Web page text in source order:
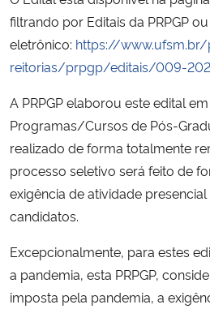
Secretaria de Governo
Gabinete de Segurança Institucional
Advocacia-Geral da União
Banco Central do Brasil
Planalto
filtrando por Editais da PRPGP
eletrônico: https://
reitorias/prpgp/editais/009-
A PRPGP elaborou este edital
Programas/Cursos de Pós-
realizado de forma totalmente
processo seletivo será feito de
exigência de atividade
candidatos.
Excepcionalmente, para estes
a pandemia, esta PRPGP,
imposta pela pandemia, a